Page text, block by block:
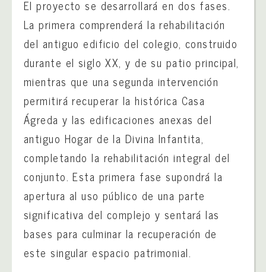
El proyecto se desarrollará en dos fases.
La primera comprenderá la rehabilitación
del antiguo edificio del colegio, construido
durante el siglo XX, y de su patio principal,
mientras que una segunda intervención
permitirá recuperar la histórica Casa
Ágreda y las edificaciones anexas del
antiguo Hogar de la Divina Infantita,
completando la rehabilitación integral del
conjunto. Esta primera fase supondrá la
apertura al uso público de una parte
significativa del complejo y sentará las
bases para culminar la recuperación de
este singular espacio patrimonial.